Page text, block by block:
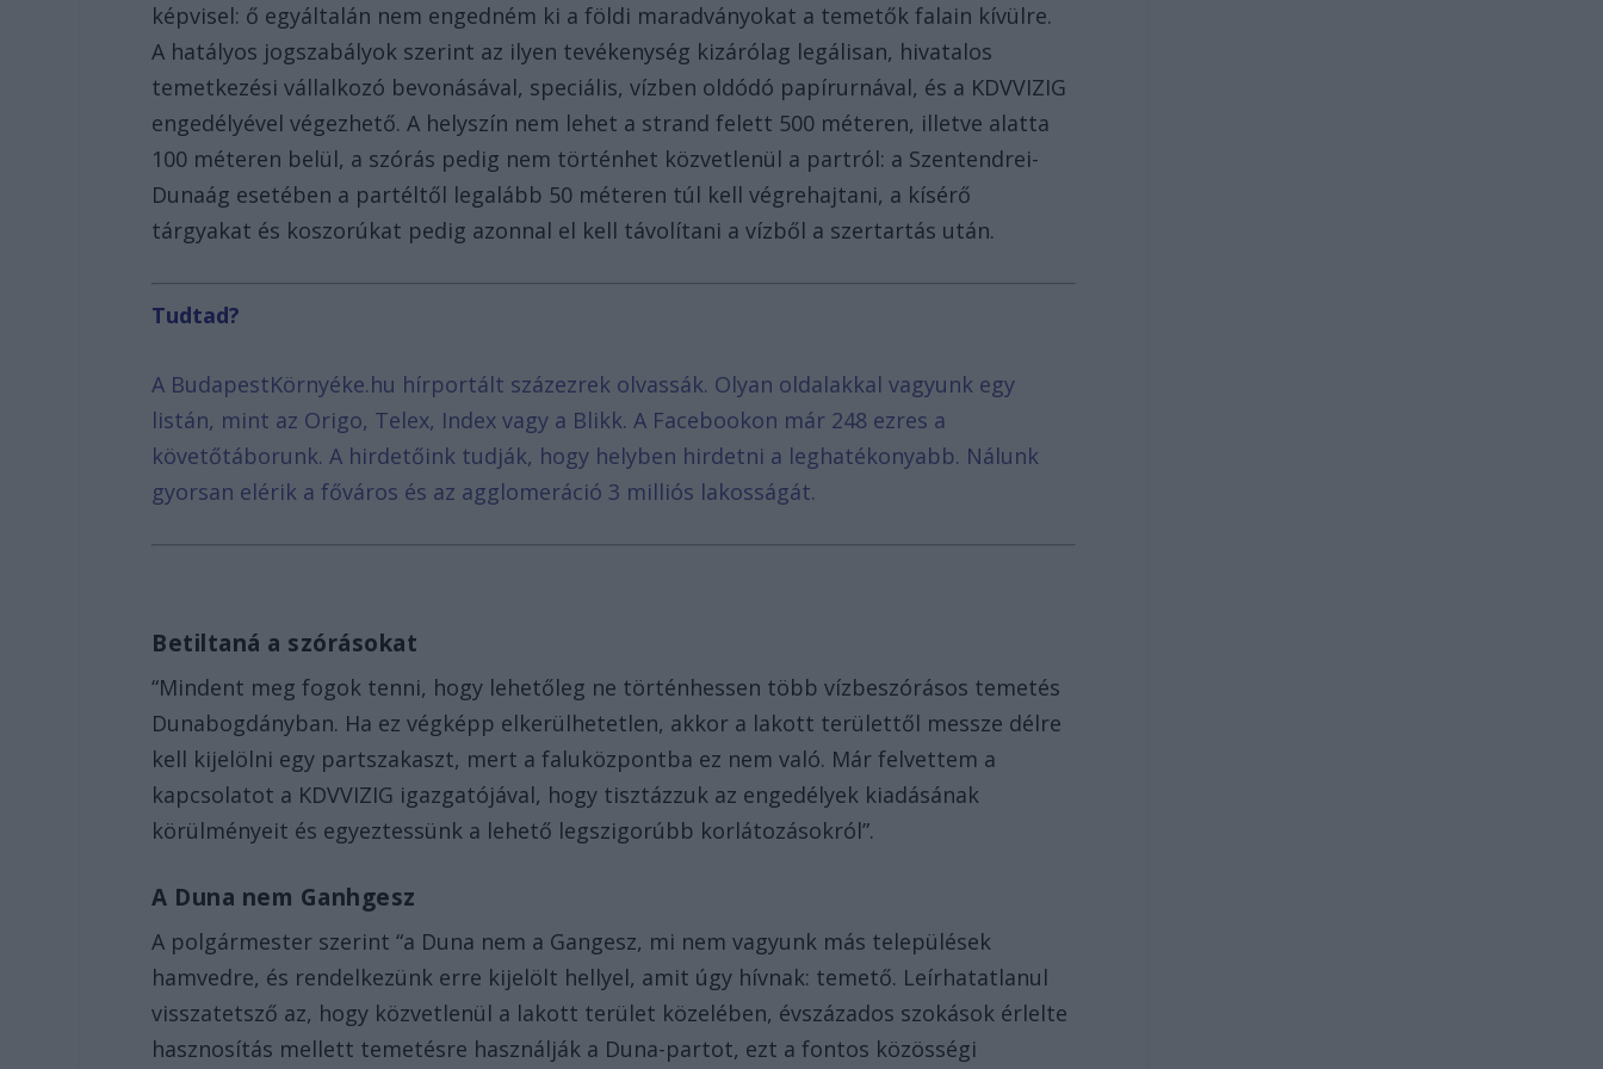
képvisel: ő egyáltalán nem engedném ki a földi maradványokat a temetők falain kívülre.
A hatályos jogszabályok szerint az ilyen tevékenység kizárólag legálisan, hivatalos
temetkezési vállalkozó bevonásával, speciális, vízben oldódó papírurnával, és a KDVVIZIG
engedélyével végezhető. A helyszín nem lehet a strand felett 500 méteren, illetve alatta
100 méteren belül, a szórás pedig nem történhet közvetlenül a partról: a Szentendrei-
Dunaág esetében a partéltől legalább 50 méteren túl kell végrehajtani, a kísérő
tárgyakat és koszorúkat pedig azonnal el kell távolítani a vízből a szertartás után.
Tudtad?
A BudapestKörnyéke.hu hírportált százezrek olvassák. Olyan oldalakkal vagyunk egy
listán, mint az Origo, Telex, Index vagy a Blikk. A Facebookon már 248 ezres a
követőtáborunk. A hirdetőink tudják, hogy helyben hirdetni a leghatékonyabb. Nálunk
gyorsan elérik a főváros és az agglomeráció 3 milliós lakosságát.
Betiltaná a szórásokat
“Mindent meg fogok tenni, hogy lehetőleg ne történhessen több vízbeszórásos temetés
Dunabogdányban. Ha ez végképp elkerülhetetlen, akkor a lakott területtől messze délre
kell kijelölni egy partszakaszt, mert a faluközpontba ez nem való. Már felvettem a
kapcsolatot a KDVVIZIG igazgatójával, hogy tisztázzuk az engedélyek kiadásának
körülményeit és egyeztessünk a lehető legszigorúbb korlátozásokról”.
A Duna nem Ganhgesz
A polgármester szerint “a Duna nem a Gangesz, mi nem vagyunk más települések
hamvedre, és rendelkezünk erre kijelölt hellyel, amit úgy hívnak: temető. Leírhatatlanul
visszatetsző az, hogy közvetlenül a lakott terület közelében, évszázados szokások érlelte
hasznosítás mellett temetésre használják a Duna-partot, ezt a fontos közösségi